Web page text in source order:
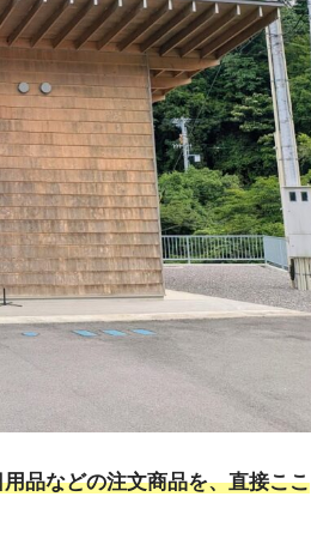
品などの注文商品を、直接ここ